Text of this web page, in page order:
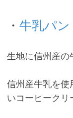
・ 牛乳パ
生地に信州産の
信州産牛乳を使
いコーヒークリ